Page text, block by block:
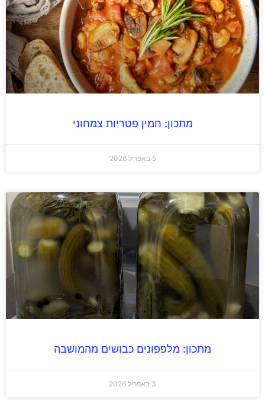
מתכון: חמין פטריות צמחוני
מתכון: מלפפונים כבושים מהמושבה